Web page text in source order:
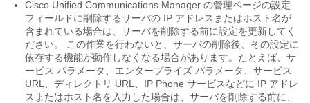
Cisco Unified Communications Manager の管理ページの設定
フィールドに削除するサーバの IP アドレスまたはホスト名が
含まれている場合は、サーバを削除する前に設定を更新してく
ださい。 この作業を行わないと、サーバの削除後、その設定に
依存する機能が動作しなくなる場合があります。たとえば、サ
ービス パラメータ、エンタープライズ パラメータ、サービス
URL、ディレクトリ URL、IP Phone サービスなどに IP アドレ
スまたはホスト名を入力した場合は、サーバを削除する前に、